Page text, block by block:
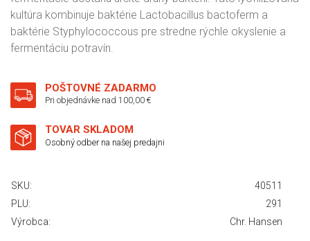
kultúra kombinuje baktérie Lactobacillus bactoferm a
baktérie Styphylococcous pre stredne rýchle okyslenie a
fermentáciu potravín.
POŠTOVNÉ ZADARMO
Pri objednávke nad 100,00 €
TOVAR SKLADOM
Osobný odber na našej predajni
SKU:
40511
PLU:
291
Výrobca:
Chr. Hansen